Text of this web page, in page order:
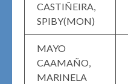
CASTIÑEIRA,
SPIBY(MON)
MAYO
CAAMAÑO,
MARINELA